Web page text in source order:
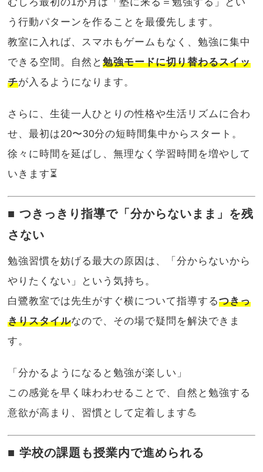
う行動パターンを作ることを最優先します。
教室に入れば、スマホもゲームもなく、勉強に集中
できる空間。自然と勉強モードに切り替わるスイッ
チが入るようになります。
さらに、生徒一人ひとりの性格や生活リズムに合わ
せ、最初は20〜30分の短時間集中からスタート。
徐々に時間を延ばし、無理なく学習時間を増やして
いきます⏳
■ つきっきり指導で「分からないまま」を残
さない
勉強習慣を妨げる最大の原因は、「分からないから
やりたくない」という気持ち。
白鷺教室では先生がすぐ横について指導するつきっ
きりスタイルなので、その場で疑問を解決できま
す。
「分かるようになると勉強が楽しい」
この感覚を早く味わわせることで、自然と勉強する
意欲が高まり、習慣として定着します💪
■ 学校の課題も授業内で進められる